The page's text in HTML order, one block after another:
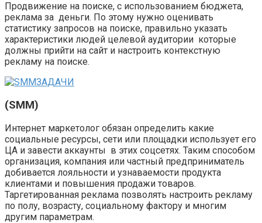
Продвижение на поиске, с использованием бюджета,
реклама за деньги. По этому нужно оценивать
статистику запросов на поиске, правильно указать
характеристики людей целевой аудитории которые
должны прийти на сайт и настроить контекстную
рекламу на поиске.
(SMM)
Интернет маркетолог обязан определить какие
социальные ресурсы, сети или площадки использует его
ЦА и завести аккаунты в этих соцсетях. Таким способом
организация, компания или частный предприниматель
добивается лояльности и узнаваемости продукта
клиентами и повышения продажи товаров.
Таргетированная реклама позволять настроить рекламу
по полу, возрасту, социальному фактору и многим
другим параметрам.